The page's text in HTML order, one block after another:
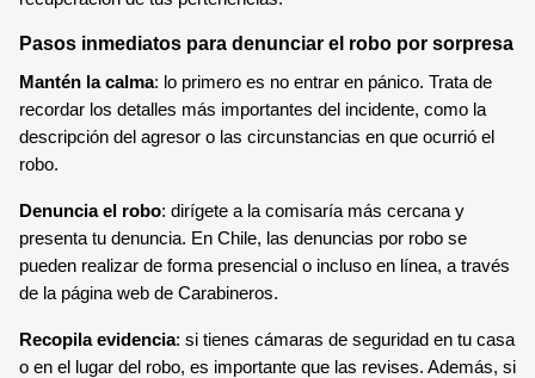
Pasos inmediatos para denunciar el robo por sorpresa
Mantén la calma: lo primero es no entrar en pánico. Trata de
recordar los detalles más importantes del incidente, como la
descripción del agresor o las circunstancias en que ocurrió el
robo.
Denuncia el robo: dirígete a la comisaría más cercana y
presenta tu denuncia. En Chile, las denuncias por robo se
pueden realizar de forma presencial o incluso en línea, a través
de la página web de Carabineros.
Recopila evidencia: si tienes cámaras de seguridad en tu casa
o en el lugar del robo, es importante que las revises. Además, si